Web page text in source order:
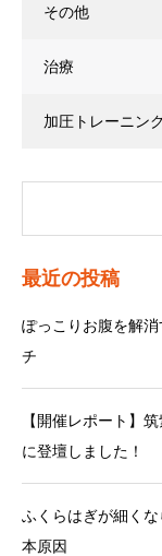
その他
治療
加圧トレーニン
最近の投稿
ぽっこりお腹を解
チ
【開催レポート】
に登壇しました！
ふくらはぎが細く
本原因